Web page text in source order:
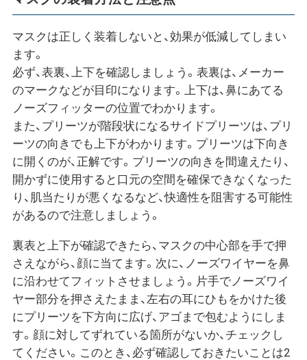
マスクは正しく装着しないと、効果が低減してしまい
ます。
必ず、表裏、上下を確認しましょう。表裏は、メーカー
のマークなどが目印になります。上下は、鼻にあてる
ノーズフィッターの位置でわかります。
また、プリーツが階段状になるサイドプリーツは、プリ
ーツの向きでも上下がわかります。プリーツは下向き
に開くのが、正解です。プリーツの向きを間違えたり、
開かずに使用すると口元の空間を確保できなくなった
り、肌当たりが悪くなるなど、快適性を阻害する可能性
があるので注意しましょう。
裏表と上下が確認できたら、マスクの中心部を手で押
さえながら、顔に当てます。次に、ノーズワイヤーを鼻
に沿わせてフィットさせましょう。片手でノーズワイ
ヤー部分を押さえたまま、左右の耳にひもをかけた後
にプリーツを下方向に広げ、アゴまで包むようにしま
す。顔に対してずれている箇所がないか、チェックし
てください。このとき、必ず確認しておきたいことは2